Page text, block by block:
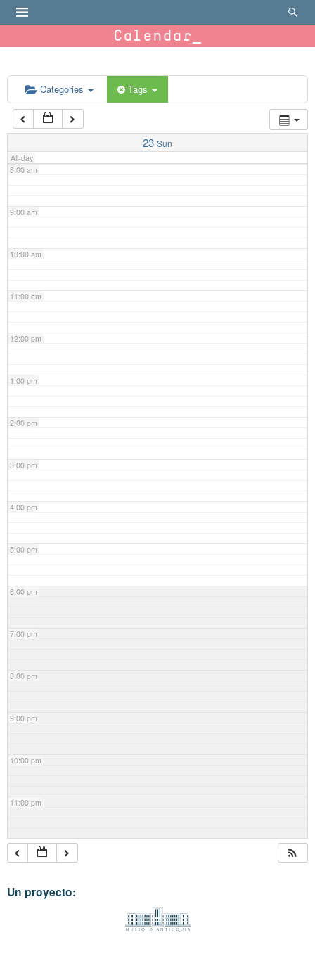
Calendar
Categories Tags
23 Sun
All-day
6:00 am
7:00 am
8:00 am
9:00 am
10:00 am
11:00 am
12:00 pm
1:00 pm
2:00 pm
3:00 pm
4:00 pm
5:00 pm
6:00 pm
7:00 pm
8:00 pm
9:00 pm
10:00 pm
11:00 pm
Un proyecto: